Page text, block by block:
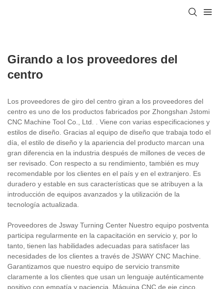
Girando a los proveedores del
centro
Los proveedores de giro del centro giran a los proveedores del
centro es uno de los productos fabricados por Zhongshan Jstomi
CNC Machine Tool Co., Ltd. . Viene con varias especificaciones y
estilos de diseño. Gracias al equipo de diseño que trabaja todo el
día, el estilo de diseño y la apariencia del producto marcan una
gran diferencia en la industria después de millones de veces de
ser revisado. Con respecto a su rendimiento, también es muy
recomendable por los clientes en el país y en el extranjero. Es
duradero y estable en sus características que se atribuyen a la
introducción de equipos avanzados y la utilización de la
tecnología actualizada.
Proveedores de Jsway Turning Center Nuestro equipo postventa
participa regularmente en la capacitación en servicio y, por lo
tanto, tienen las habilidades adecuadas para satisfacer las
necesidades de los clientes a través de JSWAY CNC Machine.
Garantizamos que nuestro equipo de servicio transmite
claramente a los clientes que usan un lenguaje auténticamente
positivo con empatía y paciencia. Máquina CNC de eje cinco,